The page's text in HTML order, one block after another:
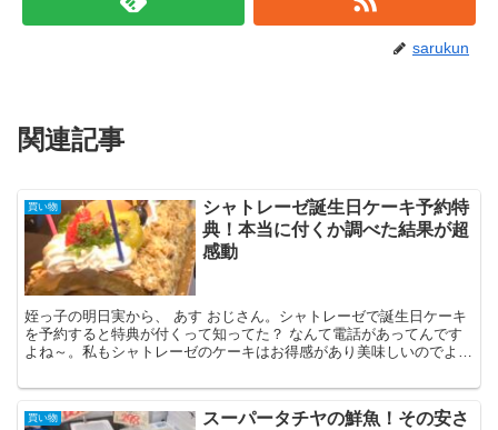
sarukun
関連記事
買い物
シャトレーゼ誕生日ケーキ予約特
典！本当に付くか調べた結果が超
感動
姪っ子の明日実から、 あす おじさん。シャトレーゼで誕生日ケーキ
を予約すると特典が付くって知ってた？ なんて電話があってんです
よね～。私もシャトレーゼのケーキはお得感があり美味しいのでよく
買い物
スーパータチヤの鮮魚！その安さ